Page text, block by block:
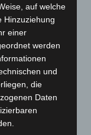
5.034
3.249
1.887
auf welche
Hinzuziehung
einer
werden
und
die
Daten